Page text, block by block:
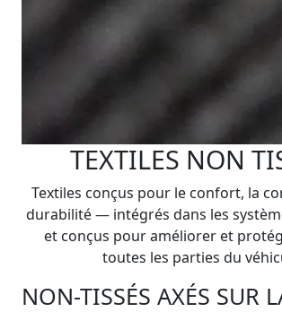
TEXTILES NON
Textiles conçus pour le confort, la
durabilité — intégrés dans les
et conçus pour améliorer et
toutes les parties du
NON-TISSÉS AXÉS SUR